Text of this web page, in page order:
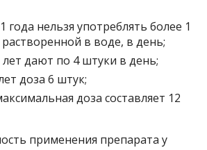
года нельзя употреблять более 1
растворенной в воде, в день;
дают по 4 штуки в день;
доза 6 штук;
доза составляет 12
применения препарата у